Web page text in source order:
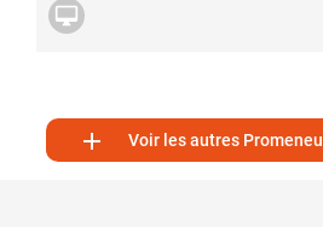

 Voir les autres